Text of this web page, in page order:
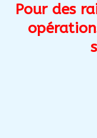
Pour des